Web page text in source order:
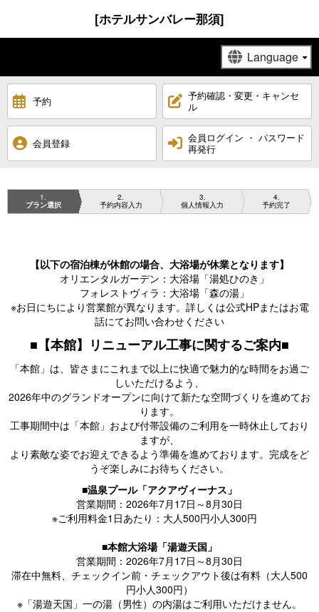
[ホテルサンバレー那須]
予約
予約確認・変更・キャンセ
ル
会員登録
会員ログイン ・ パスワード
再発行
1
プラン選択
2
予約内容入力
3
個人情報入力
4
予約完了
【以下の宿泊棟が休館の場合、大浴場が休業となります】
オリエンタルガーデン：大浴場「湯処ひのき」
フォレストヴィラ：大浴場「森の湯」
※お日にちにより営業館が異なります。詳しくは公式HPまたはお電
話にてお問い合わせください
■【本館】リニューアル工事に関するご案内■
「本館」は、皆さまにこれまで以上に快適で魅力的な時間をお過ご
しいただけるよう、
2026年中のグランドオープンに向けて新たな空間づくりを進めてお
ります。
工事期間中は「本館」および付帯設備のご利用を一時休止しており
ますが、
より素敵な姿でお迎えできるよう準備を進めております。完成をど
うぞ楽しみにお待ちください。
■温泉プール「アクアヴィーナス」
営業期間：2026年7月17日～8月30日
※ご利用料金1日あたり：大人500円小人300円
■本館大浴場「湯遊天国」
営業期間：2026年7月17日～8月30日
滞在中無料、チェックイン前・チェックアウト後は有料（大人500
円小人300円）
※「湯遊天国」一の湯（男性）の内湯はご利用いただけません。